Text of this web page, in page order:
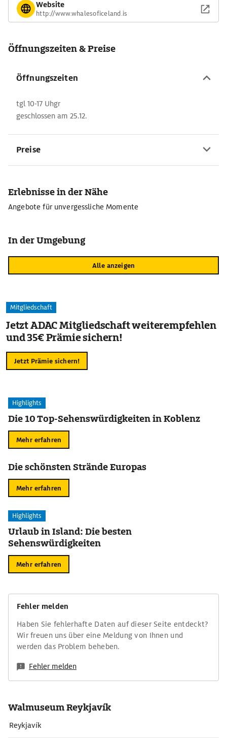
Website
http://www.whalesoficeland.is
Öffnungszeiten & Preise
Öffnungszeiten
tgl 10-17 Uhgr
geschlossen am 25.12.
Preise
Erlebnisse in der Nähe
Angebote für unvergessliche Momente
In der Umgebung
Alle anzeigen
Mitgliedschaft
Jetzt ADAC Mitgliedschaft weiterempfehlen
und 35€ Prämie sichern!
Jetzt Prämie sichern!
Highlights
Die 10 Top-Sehenswürdigkeiten in Koblenz
Mehr erfahren
Die schönsten Strände Europas
Mehr erfahren
Highlights
Urlaub in Island: Die besten
Sehenswürdigkeiten
Mehr erfahren
Fehler melden
Haben Sie fehlerhafte Daten auf dieser Seite entdeckt?
Wir freuen uns über eine Meldung von Ihnen und
werden das Problem beheben.
Fehler melden
Walmuseum Reykjavík
Reykjavík